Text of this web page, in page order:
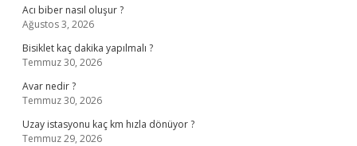
Acı biber nasıl oluşur ?
Ağustos 3, 2026
Bisiklet kaç dakika yapılmalı ?
Temmuz 30, 2026
Avar nedir ?
Temmuz 30, 2026
Uzay istasyonu kaç km hızla dönüyor ?
Temmuz 29, 2026